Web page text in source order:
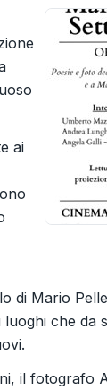
ai
di Mario
che da
il fotografo